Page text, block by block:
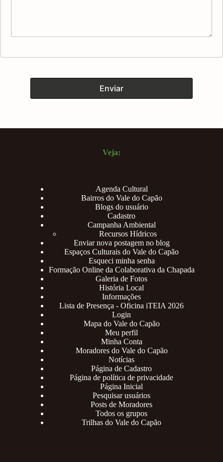
Veja:
Agenda Cultural
Bairros do Vale do Capão
Blogs do usuário
Cadastro
Campanha Ambiental
Recursos Hídricos
Enviar nova postagem no blog
Espaços Culturais do Vale do Capão
Esqueci minha senha
Formação Online da Colaborativa da Chapada
Galeria de Fotos
História Local
Informações
Lista de Presença - Oficina iTEIA 2026
Login
Mapa do Vale do Capão
Meu perfil
Minha Conta
Moradores do Vale do Capão
Notícias
Página de Cadastro
Página de política de privacidade
Página Inicial
Pesquisar usuários
Posts de Moradores
Todos os grupos
Trilhas do Vale do Capão